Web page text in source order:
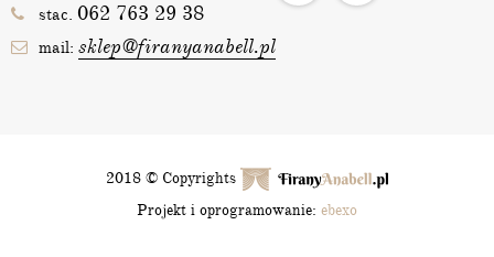
stac. 062 763 29 38
mail: sklep@firanyanabell.pl
2018 © Copyrights
Projekt i oprogramowanie: ebexo